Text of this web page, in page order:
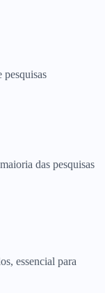
pesquisas
das pesquisas
essencial para